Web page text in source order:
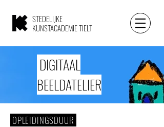
STEDELIJKE
KUNSTACADEMIE TIELT
DIGITAAL
BEELDATELIER
OPLEIDINGSDUUR